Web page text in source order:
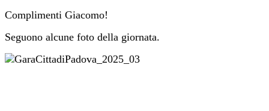
Complimenti Giacomo!
Seguono alcune foto della giornata.